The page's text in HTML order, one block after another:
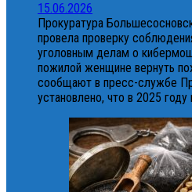
15.06.2026
Прокуратура
провела проверку
уголовным делам о
пожилой женщине вернуть
сообщают в пресс-службе
установлено, что в 2025 году